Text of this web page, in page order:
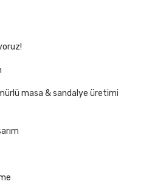
masa & sandalye üretimi